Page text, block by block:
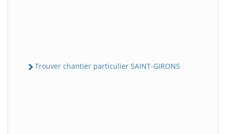
Trouver chantier particulier SAINT-GIRONS